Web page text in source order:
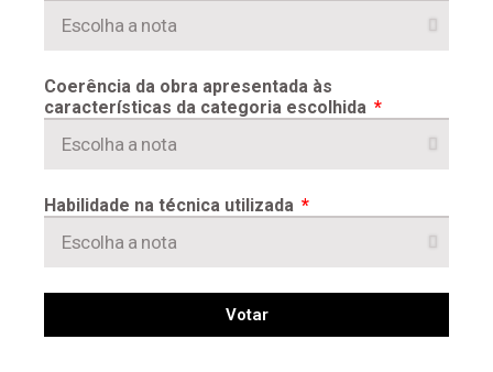
Coerência da obra apresentada às
características da categoria escolhida
Habilidade na técnica utilizada
Votar